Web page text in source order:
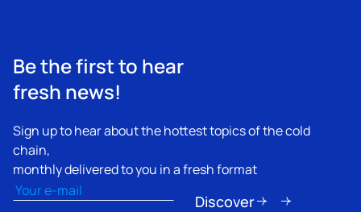
Be the first to hear
fresh news!
Sign up to hear about the hottest topics of the cold
chain,
monthly delivered to you in a fresh format
Email (Obbligatorio)
Discover